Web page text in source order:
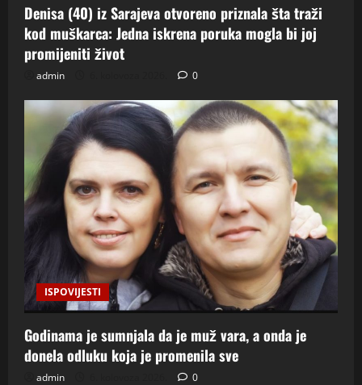
Denisa (40) iz Sarajeva otvoreno priznala šta traži
kod muškarca: Jedna iskrena poruka mogla bi joj
promijeniti život
admin 0
ISPOVIJESTI
Godinama je sumnjala da je muž vara, a onda je
donela odluku koja je promenila sve
admin 0